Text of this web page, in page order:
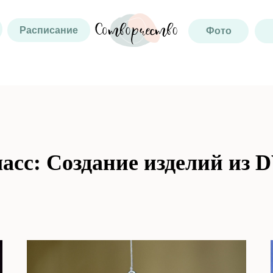
Расписание Фото
Создание изделий из